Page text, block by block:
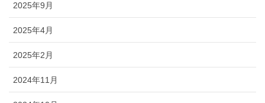
2025年9月
2025年4月
2025年2月
2024年11月